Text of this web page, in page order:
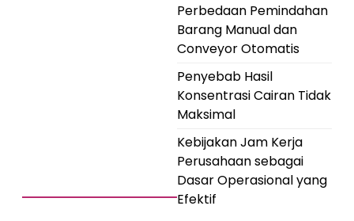
Perbedaan Pemindahan
Barang Manual dan
Conveyor Otomatis
Penyebab Hasil
Konsentrasi Cairan Tidak
Maksimal
Kebijakan Jam Kerja
Perusahaan sebagai
Dasar Operasional yang
Efektif